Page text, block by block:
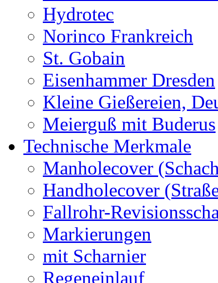
Hydrotec
Norinco Frankreich
St. Gobain
Eisenhammer Dresden
Kleine Gießereien,
Meierguß mit Buderus
Technische Merkmale
Manholecover
Handholecover
Fallrohr-
Markierungen
mit Scharnier
Regeneinlauf